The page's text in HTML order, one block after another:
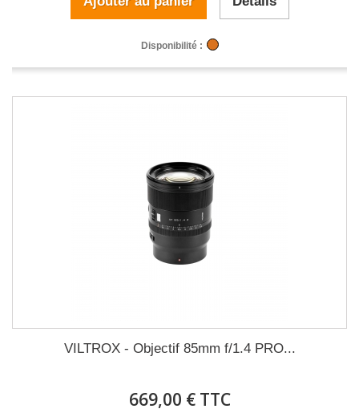
Disponibilité :
VILTROX - Objectif 85mm f/1.4 PRO...
669,00 € TTC